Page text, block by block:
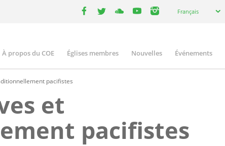
your
Français
Main
navigation
À propos du COE Églises membres Nouvelles Événements
pacifistes
et
pacifistes